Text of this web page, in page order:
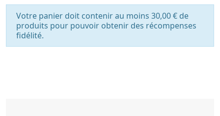
Votre panier doit contenir au moins 30,00 € de
produits pour pouvoir obtenir des récompenses
fidélité.